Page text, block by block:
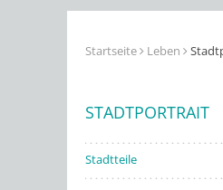
Startseite Leben
STADTPORTRAIT
Stadtteile